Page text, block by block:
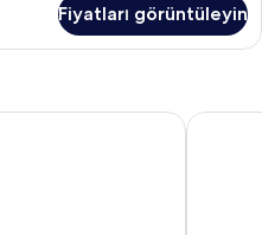
Fiyatları görüntüleyin
Hotel